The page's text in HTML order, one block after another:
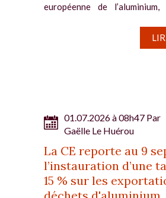
européenne de
l’Union européenne à
contournement des mesures
01.07.2026 à 08h47 Par
Gaëlle Le Huérou
La CE reporte au 9
l’instauration d’une
15 % sur les